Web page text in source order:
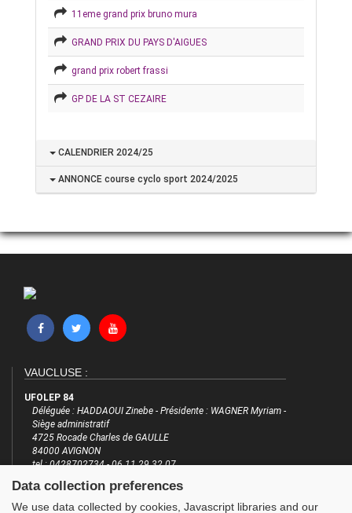
11eme grand prix bruno mura
GRAND PRIX DU PAYS D'AIGUES
grand prix robert frassi
GP DE LA ST CEZAIRE
CALENDRIER 2024/25
ANNONCE course cyclo sport 2024/2025
VAUCLUSE :
UFOLEP 84
Déléguée : HADDAOUI Zinebe - Présidente : WAGNER Myriam -
Siège administratif
4725 Rocade Charles de GAULLE
84000 AVIGNON
tel : 0428702734 - 06 11 29 32 07
http://www.cd.ufolep.org/vaucluse
Data collection preferences
We use data collected by cookies, Javascript libraries and our